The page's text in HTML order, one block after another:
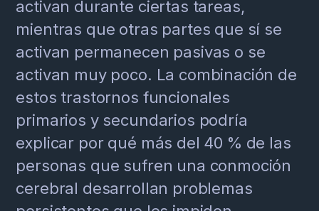
activan durante ciertas tareas,
mientras que otras partes que sí se
activan permanecen pasivas o se
activan muy poco. La combinación de
estos trastornos funcionales
primarios y secundarios podría
explicar por qué más del 40 % de las
personas que sufren una conmoción
cerebral desarrollan problemas